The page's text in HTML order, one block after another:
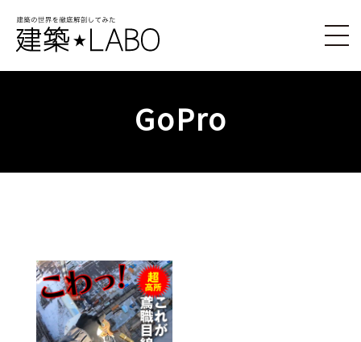
GoPro